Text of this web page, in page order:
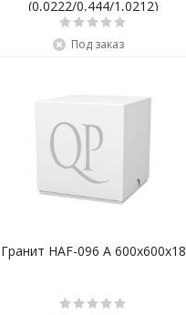
(0,0222/0,444/1,0212)
Под заказ
Гранит HAF-096 A 600х600х18